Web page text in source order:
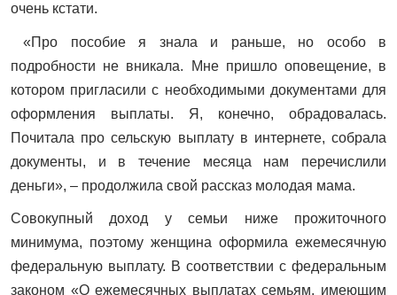
очень кстати.
«Про пособие я знала и раньше, но особо в
подробности не вникала. Мне пришло оповещение, в
котором пригласили с необходимыми документами для
оформления выплаты. Я, конечно, обрадовалась.
Почитала про сельскую выплату в интернете, собрала
документы, и в течение месяца нам перечислили
деньги», – продолжила свой рассказ молодая мама.
Совокупный доход у семьи ниже прожиточного
минимума, поэтому женщина оформила ежемесячную
федеральную выплату. В соответствии с федеральным
законом «О ежемесячных выплатах семьям, имеющим